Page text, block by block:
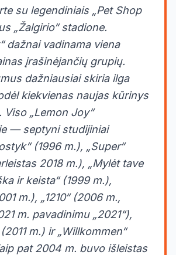
su legendiniais „Pet Shop
„Žalgirio“ stadione.
dažnai vadinama viena
įrašinėjančių grupių.
dažniausiai skiria ilga
kiekvienas naujas kūrinys
Viso „Lemon Joy“
— septyni studijiniai
(1996 m.), „Super“
2018 m.), „Mylėt tave
ir keista“ (1999 m.),
m.), „1210“ (2006 m.,
m. pavadinimu „2021“),
m.) ir „Willkommen“
pat 2004 m. buvo išleistas